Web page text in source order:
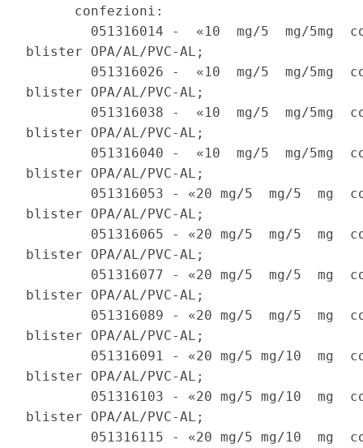
      confezioni:
051316014 -  «10  mg/5  mg/5mg
blister OPA/AL/PVC-AL;
051316026 -  «10  mg/5  mg/5mg
blister OPA/AL/PVC-AL;
051316038 -  «10  mg/5  mg/5mg
blister OPA/AL/PVC-AL;
051316040 -  «10  mg/5  mg/5mg
blister OPA/AL/PVC-AL;
051316053 - «20 mg/5  mg/5  mg
blister OPA/AL/PVC-AL;
051316065 - «20 mg/5  mg/5  mg
blister OPA/AL/PVC-AL;
051316077 - «20 mg/5  mg/5  mg
blister OPA/AL/PVC-AL;
051316089 - «20 mg/5  mg/5  mg
blister OPA/AL/PVC-AL;
051316091 - «20 mg/5 mg/10  mg
blister OPA/AL/PVC-AL;
051316103 - «20 mg/5 mg/10  mg
blister OPA/AL/PVC-AL;
051316115 - «20 mg/5 mg/10  mg